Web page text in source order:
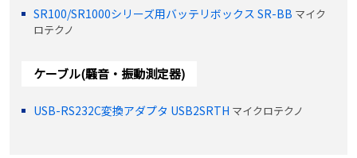
SR100/SR1000シリーズ用バッテリボックス SR-BB マイク
ロテクノ
ケーブル(騒音・振動測定器)
USB-RS232C変換アダプタ USB2SRTH マイクロテクノ